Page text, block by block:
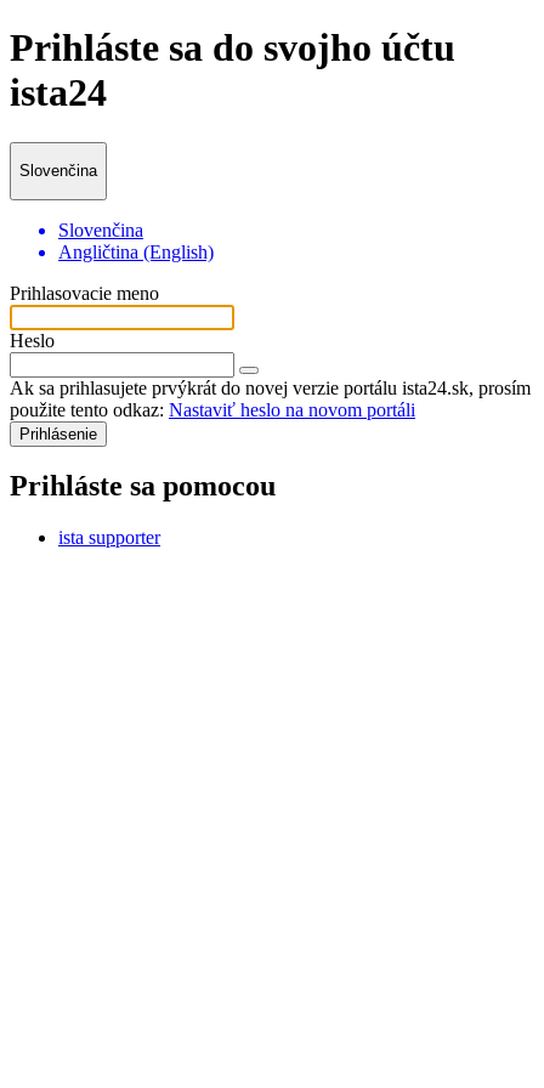
Prihláste sa do svojho účtu
ista24
Slovenčina
Slovenčina
Angličtina (English)
Prihlasovacie meno
Heslo
Ak sa prihlasujete prvýkrát do novej verzie portálu ista24.sk, prosím
použite tento odkaz: Nastaviť heslo na novom portáli
Prihláste sa pomocou
ista supporter